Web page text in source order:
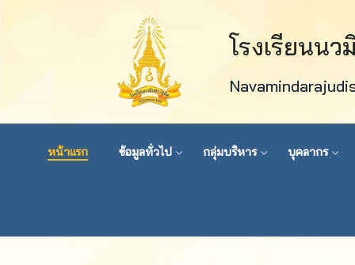
โรงเรียนน
หน้าแรก ข้อมูลทั่วไป กลุ่มบริหาร บุคลากร